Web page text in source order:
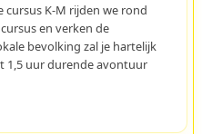
cursus K-M rijden we rond
en verken de
bevolking zal je hartelijk
1,5 uur durende avontuur